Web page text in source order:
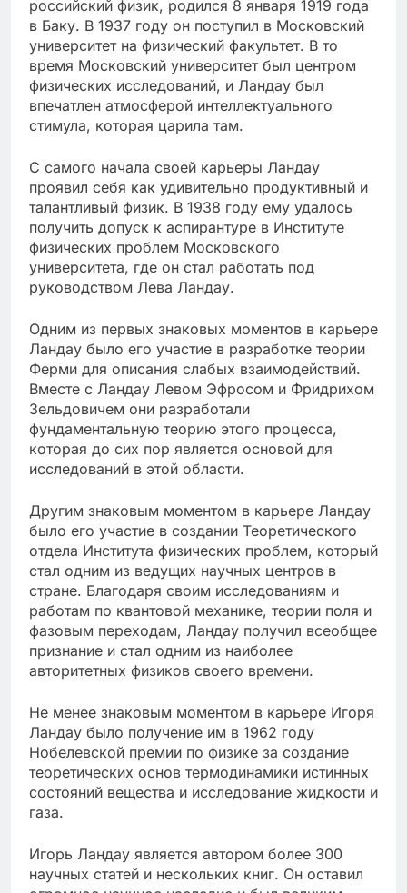
российский физик, родился 8 января 1919 года
в Баку. В 1937 году он поступил в Московский
университет на физический факультет. В то
время Московский университет был центром
физических исследований, и Ландау был
впечатлен атмосферой интеллектуального
стимула, которая царила там.
С самого начала своей карьеры Ландау
проявил себя как удивительно продуктивный и
талантливый физик. В 1938 году ему удалось
получить допуск к аспирантуре в Институте
физических проблем Московского
университета, где он стал работать под
руководством Лева Ландау.
Одним из первых знаковых моментов в карьере
Ландау было его участие в разработке теории
Ферми для описания слабых взаимодействий.
Вместе с Ландау Левом Эфросом и Фридрихом
Зельдовичем они разработали
фундаментальную теорию этого процесса,
которая до сих пор является основой для
исследований в этой области.
Другим знаковым моментом в карьере Ландау
было его участие в создании Теоретического
отдела Института физических проблем, который
стал одним из ведущих научных центров в
стране. Благодаря своим исследованиям и
работам по квантовой механике, теории поля и
фазовым переходам, Ландау получил всеобщее
признание и стал одним из наиболее
авторитетных физиков своего времени.
Не менее знаковым моментом в карьере Игоря
Ландау было получение им в 1962 году
Нобелевской премии по физике за создание
теоретических основ термодинамики истинных
состояний вещества и исследование жидкости и
газа.
Игорь Ландау является автором более 300
научных статей и нескольких книг. Он оставил